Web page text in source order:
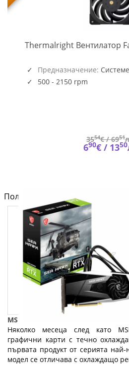
Thermalright Вентилатор
Предназначение:
500 - 2150 rpm
3554€ /6951
690€ / 1350
Полезно от блога за компютри
MSI официално пусна GeForce
Няколко месеца след като
графични карти с течно
първата продукт от серията
модел се отличава с охлаждащо